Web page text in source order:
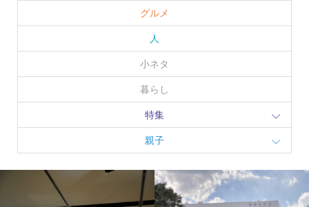
グルメ
人
小ネタ
暮らし
特集
親子